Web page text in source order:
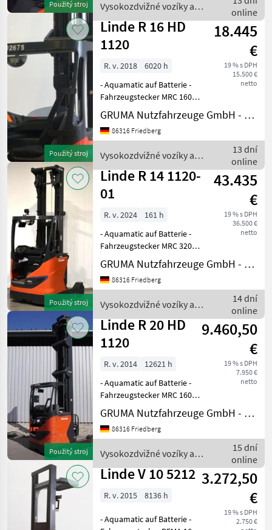
Použitý stroj
Einfachzusatzhydraulik -
Seiten
Vysokozdvižné vozíky a
skladová technika / Linde
online
Použitý stroj
Linde R 16 HD
1120
18.445
€
19 % s DPH
15.500 €
netto
R. v. 2018
6020 h
- Aquamatic auf Batterie -
Fahrzeugstecker MRC 160A -
vertikaler Batteriewechsel -
Fahrzeug:
Einfachzusatzhydraulik -
Einfachzusatzhydraulik -
Seitenschieber,
GRUMA Nutzfahrzeuge GmbH - Staplertechnik
86316 Friedberg
Vysokozdvižné vozíky a
skladová technika / Linde
13 dní
online
Použitý stroj
Linde R 14 1120-
01
43.435
€
19 % s DPH
36.500 €
netto
R. v. 2024
161 h
- Aquamatic auf Batterie -
Fahrzeugstecker MRC 320A -
frontaler Batteriewechsel -
Fahrzeug:
Doppelzusatzhydraulik -
Doppelzusatzhydraulik -
Seitenschieber, int
GRUMA Nutzfahrzeuge GmbH - Staplertechnik
86316 Friedberg
Vysokozdvižné vozíky a
skladová technika / Linde
14 dní
online
Použitý stroj
Linde R 20 HD
1120
9.460,50
€
19 % s DPH
7.950 €
netto
R. v. 2014
12621 h
- Aquamatic auf Batterie -
Fahrzeugstecker MRC 160A -
seitlicher Batteriewechsel
mit Rollen - Fahrzeug:
Einfachzusatzhydraulik -
Einfachzusatzhydraulik -
Seite
GRUMA Nutzfahrzeuge GmbH - Staplertechnik
86316 Friedberg
Vysokozdvižné vozíky a
skladová technika / Linde
15 dní
online
Linde V 10 5212 3.272,50
€
19 % s DPH
2.750 €
R. v. 2015 8136 h
- Aquamatic auf Batterie -